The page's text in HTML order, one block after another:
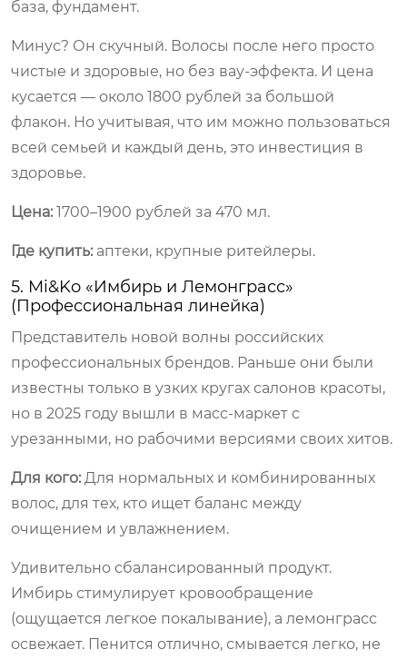
база, фундамент.
Минус? Он скучный. Волосы после него просто
чистые и здоровые, но без вау-эффекта. И цена
кусается — около 1800 рублей за большой
флакон. Но учитывая, что им можно пользоваться
всей семьей и каждый день, это инвестиция в
здоровье.
Цена: 1700–1900 рублей за 470 мл.
Где купить: аптеки, крупные ритейлеры.
5. Mi&Ko «Имбирь и Лемонграсс»
(Профессиональная линейка)
Представитель новой волны российских
профессиональных брендов. Раньше они были
известны только в узких кругах салонов красоты,
но в 2025 году вышли в масс-маркет с
урезанными, но рабочими версиями своих хитов.
Для кого: Для нормальных и комбинированных
волос, для тех, кто ищет баланс между
очищением и увлажнением.
Удивительно сбалансированный продукт.
Имбирь стимулирует кровообращение
(ощущается легкое покалывание), а лемонграсс
освежает. Пенится отлично, смывается легко, не